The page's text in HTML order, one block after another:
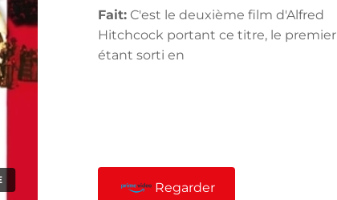
Fait: C'est le deuxième film d'Alfred
Hitchcock portant ce titre, le premier
étant sorti en
Regarder